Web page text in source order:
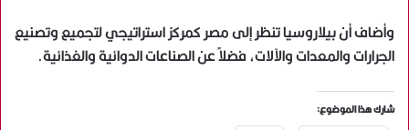
وأضاف أن بيلاروسيا تنظر إلى مصر كمركز استراتيجي لتجميع وتصنيع
الجرارات والمعدات والآلات، فضلاً عن الصناعات الدوائية والغذائية.
شارك هذا الموضوع: